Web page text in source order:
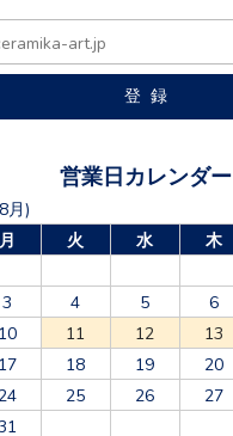
営業日カレンダー
月)
月 火 水 木
3 4 5 6
10 11 12 13
17 18 19 20
25 26 27
31